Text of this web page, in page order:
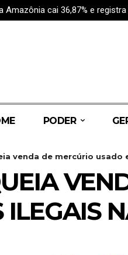
Amazônia cai 36,87% e
PODER
venda de mercúrio
ILEGAIS